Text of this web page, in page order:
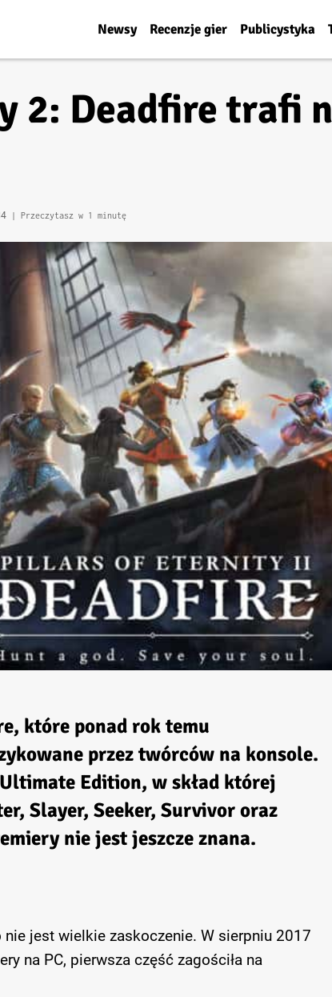
Newsy Recenzje gier Publicystyka
2: Deadfire trafi
| Przeczytasz w 1 minutę
które ponad rok temu
przez twórców na konsole.
Edition, w skład której
Slayer, Seeker, Survivor oraz
nie jest jeszcze znana.
jest wielkie zaskoczenie. W sierpniu 2017
na PC, pierwsza część zagościła na